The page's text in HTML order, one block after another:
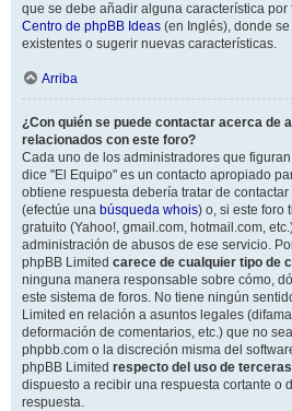
que se debe añadir alguna característica por
Centro de phpBB Ideas (en Inglés), donde
existentes o sugerir nuevas características.
Arriba
¿Con quién se puede contactar acerca de
relacionados con este foro?
Cada uno de los administradores que
dice "El Equipo" es un contacto apropiado
obtiene respuesta debería tratar de
(efectúe una búsqueda whois) o, si este foro
gratuito (Yahoo!, gmail.com, hotmail.com,
administración de abusos de ese servicio.
phpBB Limited carece de cualquier tipo de
ninguna manera responsable sobre cómo,
este sistema de foros. No tiene ningún
Limited en relación a asuntos legales
deformación de comentarios, etc.) que no
phpbb.com o la discreción misma del
phpBB Limited respecto del uso de
dispuesto a recibir una respuesta cortante o
respuesta.